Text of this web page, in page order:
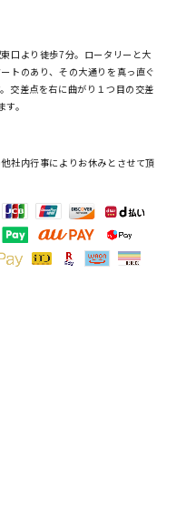
口より徒歩7分。ロータリーと大
トのあり、その大通りを真っ直ぐ
交差点を右に曲がり１つ目の交差
。
社内行事によりお休みとさせて頂